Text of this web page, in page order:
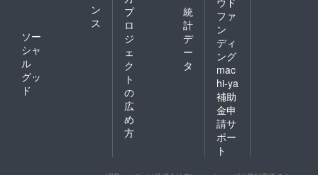
ン
ス
ソー
シャ
ル
グッ
ド
プ
ロ
ジ
ェ
ク
ト
の
広
め
方
統
計
デ
ー
タ
ファ
ン
ディ
ング
mac
hi-ya
補助
金申
請サ
ポー
ト